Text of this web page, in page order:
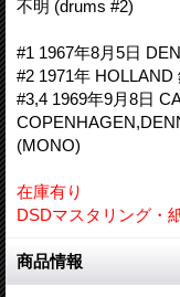
不明 (drums #2)
#1 1967年8月5日
#2 1971年 HOLLAND
#3,4 1969年9月8日
(MONO)
在庫有り
DSDマスタリング・
商品情報